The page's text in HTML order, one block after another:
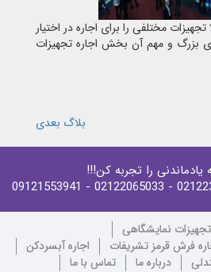
مختلفی را برای اجاره در اختیار
بزرگ و مهم آن بخش اجاره تجهیزات
بلاگ بعدی
را تجربه کن!!!
- 02122065033
- 09121553941
تجهیزات نمایشگاهی
فرش قرمز تشریفات
اجاره آبسردکن
درباره ما تماس با ما